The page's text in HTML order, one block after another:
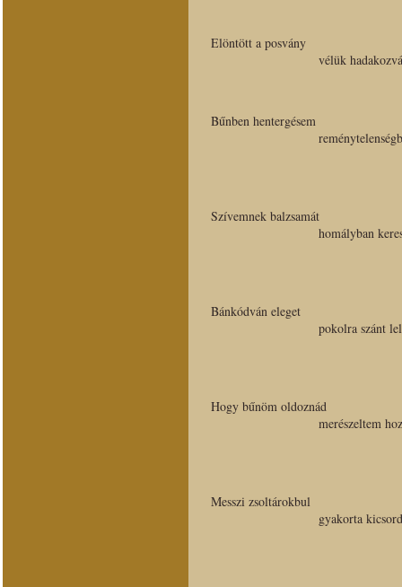
Elöntött a posvány
vélük
Bűnben hentergésem
Szívemnek balzsamát
homályban
Bánkódván eleget
pokolra szánt
Hogy bűnöm oldoznád
merészeltem
Messzi zsoltárokbul
gyakorta